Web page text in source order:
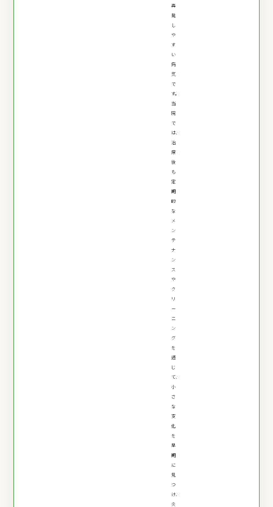
再
発
し
や
す
い
病
気
で
す。
当
院
で
は、
治
療
後
も
定
期
的
な
メ
ン
テ
ナ
ン
ス
や
ク
リ
ー
ニ
ン
グ
を
通
じ
て、
小
さ
な
変
化
を
早
期
に
見
つ
け、
炎